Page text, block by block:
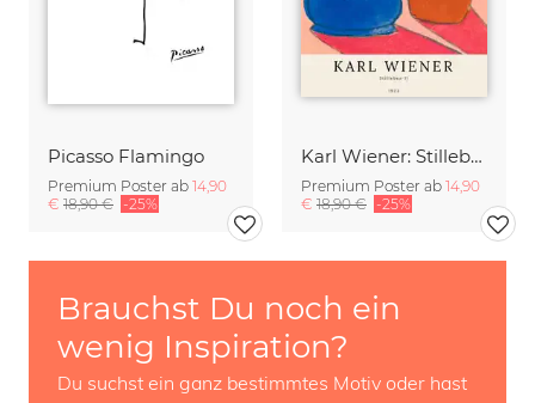
Picasso Flamingo
Premium Poster ab 14,90
€ 18,90 € -25%
Karl Wiener: Stilleben II
Premium Poster ab 14,90
€ 18,90 € -25%
Brauchst Du noch ein
wenig Inspiration?
Du suchst ein ganz bestimmtes Motiv oder hast